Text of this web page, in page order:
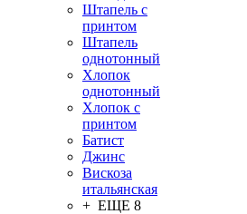
Штапель с
принтом
Штапель
однотонный
Хлопок
однотонный
Хлопок с
принтом
Батист
Джинс
Вискоза
итальянская
+ ЕЩЕ 8